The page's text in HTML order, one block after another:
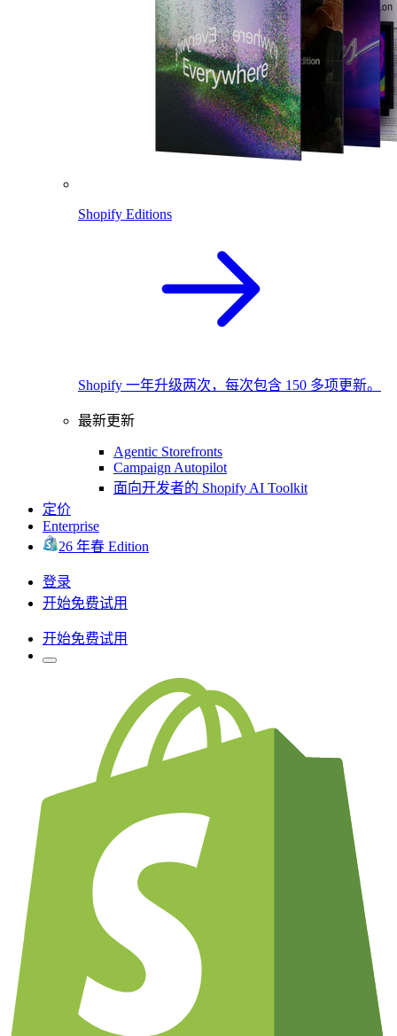
Shopify Editions
Shopify 一年升级两次，每次包含 150 多项更新。
最新更新
Agentic Storefronts
Campaign Autopilot
面向开发者的 Shopify AI Toolkit
定价
Enterprise
26 年春 Edition
登录
开始免费试用
开始免费试用